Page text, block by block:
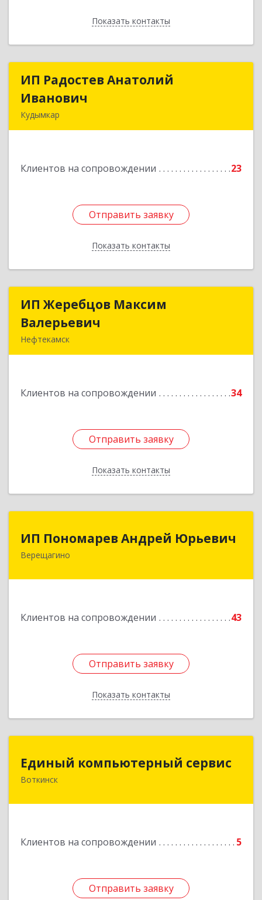
Показать контакты
Назад
ИП Радостев Анатолий
Иванович
Кудымкар
Клиентов на сопровождении 23
Отправить заявку
Показать контакты
ИП Радостев Анатолий
Подробнее
Отправить заявку
Назад
ИП Жеребцов Максим
Валерьевич
Нефтекамск
Клиентов на сопровождении 34
Отправить заявку
Показать контакты
ИП Жеребцов Максим
Подробнее
Отправить заявку
Назад
ИП Пономарев Андрей Юрьевич
Верещагино
Клиентов на сопровождении 43
Отправить заявку
Показать контакты
ИП Пономарев Андрей Юрьевич
617120, Пермский край, Верещагинский р-н,
Отправить заявку
Назад
Единый компьютерный сервис
Воткинск
Клиентов на сопровождении 5
Отправить заявку
Единый компьютерный сервис
Отправить заявку